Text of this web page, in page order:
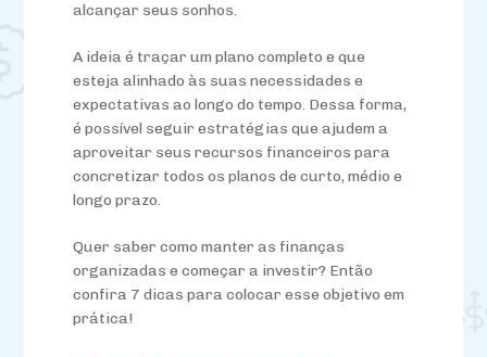
alcançar seus sonhos.
A ideia é traçar um plano completo e que
esteja alinhado às suas necessidades e
expectativas ao longo do tempo. Dessa forma,
é possível seguir estratégias que ajudem a
aproveitar seus recursos financeiros para
concretizar todos os planos de curto, médio e
longo prazo.
Quer saber como manter as finanças
organizadas e começar a investir? Então
confira 7 dicas para colocar esse objetivo em
prática!